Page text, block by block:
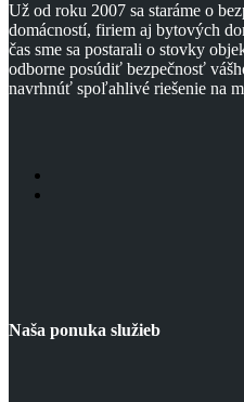
Už od roku 2007 sa staráme o
domácností, firiem aj bytových
čas sme sa postarali o stovky
odborne posúdiť bezpečnosť
navrhnúť spoľahlivé riešenie na
Naša ponuka služieb